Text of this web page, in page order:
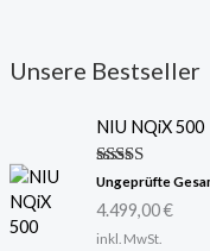
Unsere Bestseller
NIU NQiX 500
Bewertet
von 5
Ungeprüfte
4.499,00€
inkl. MwSt.